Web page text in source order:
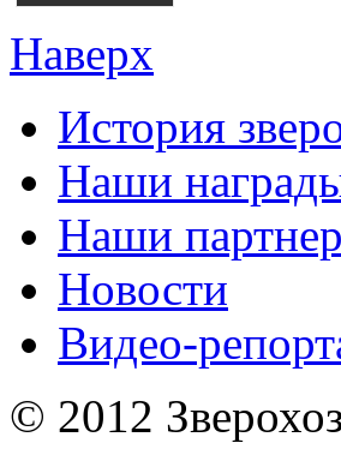
Наверх
История
Наши
Наши
Новости
Видео-
© 2012